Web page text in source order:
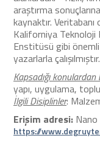
araştırma
kaynaktır.
Kaliforniya Teknoloji
Enstitüsü gibi
yazarlarla çalışılmıştır.
Kapsadığı konulardan
yapı, uygulama,
İlgili Disiplinler:
Erişim adresi:
https://